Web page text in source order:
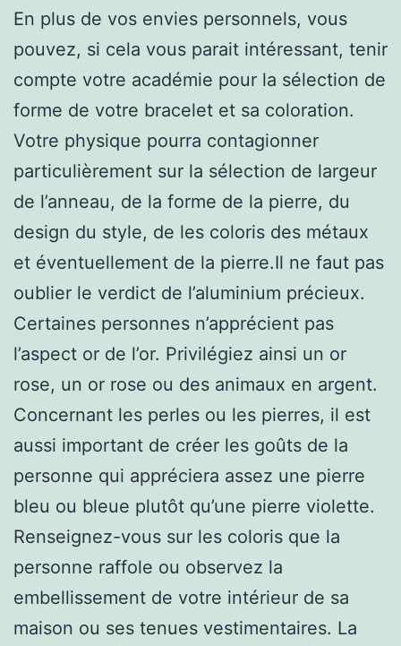
En plus de vos envies personnels, vous
pouvez, si cela vous parait intéressant, tenir
compte votre académie pour la sélection de
forme de votre bracelet et sa coloration.
Votre physique pourra contagionner
particulièrement sur la sélection de largeur
de l’anneau, de la forme de la pierre, du
design du style, de les coloris des métaux
et éventuellement de la pierre.Il ne faut pas
oublier le verdict de l’aluminium précieux.
Certaines personnes n’apprécient pas
l’aspect or de l’or. Privilégiez ainsi un or
rose, un or rose ou des animaux en argent.
Concernant les perles ou les pierres, il est
aussi important de créer les goûts de la
personne qui appréciera assez une pierre
bleu ou bleue plutôt qu’une pierre violette.
Renseignez-vous sur les coloris que la
personne raffole ou observez la
embellissement de votre intérieur de sa
maison ou ses tenues vestimentaires. La